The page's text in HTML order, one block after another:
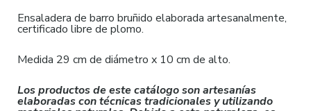
Ensaladera de barro bruñido elaborada artesanalmente,
certificado libre de plomo.
Medida 29 cm de diámetro x 10 cm de alto.
Los productos de este catálogo son artesanías
elaboradas con técnicas tradicionales y utilizando